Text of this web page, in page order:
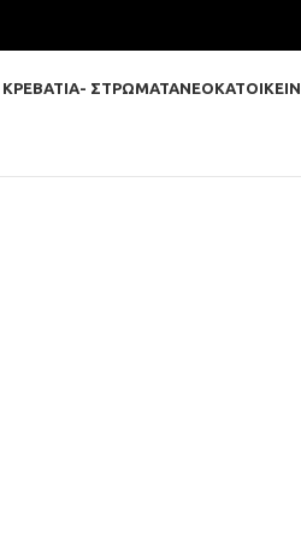
ΚΡΕΒΑΤΙΑ- ΣΤΡΩΜΑΤΑΝΕΟΚΑΤΟΙΚΕΙΝ